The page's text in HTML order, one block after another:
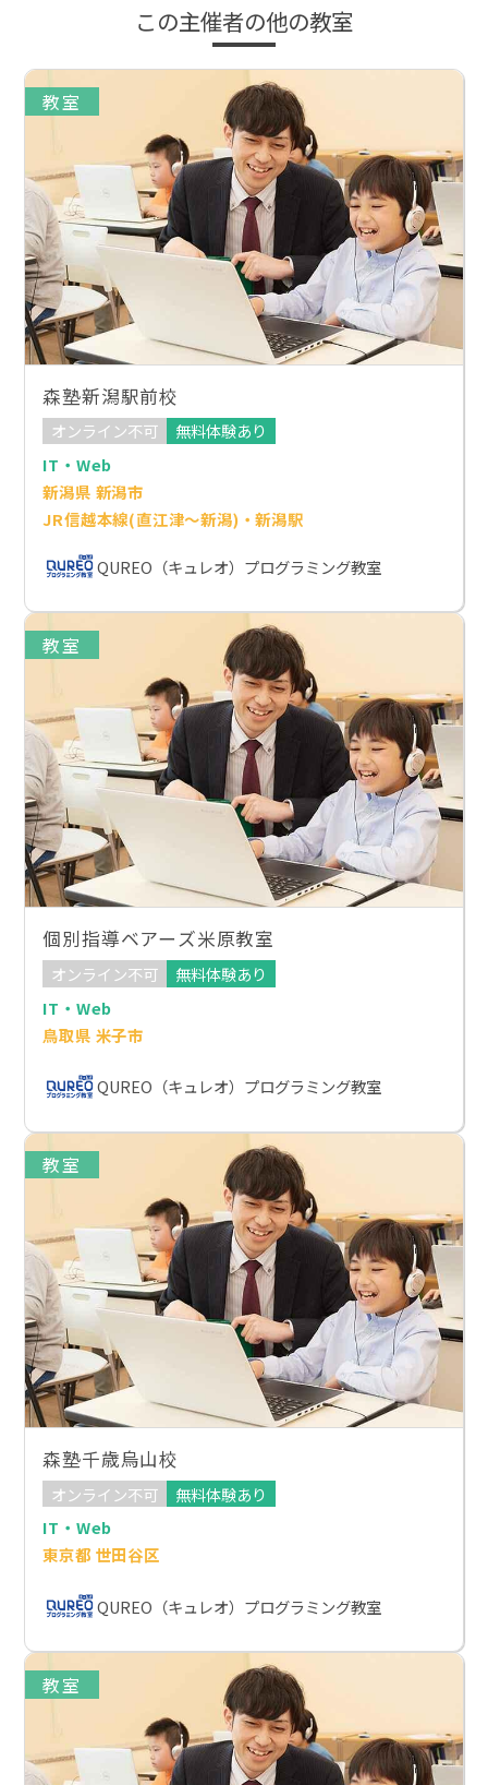
この主催者の他の教室
教室
森塾新潟駅前校
オンライン不可
無料体験あり
IT・Web
新潟県 新潟市
JR信越本線(直江津～新潟)・新潟駅
QUREO（キュレオ）プログラミング教室
教室
個別指導ベアーズ米原教室
オンライン不可
無料体験あり
IT・Web
鳥取県 米子市
QUREO（キュレオ）プログラミング教室
教室
森塾千歳烏山校
オンライン不可
無料体験あり
IT・Web
東京都 世田谷区
QUREO（キュレオ）プログラミング教室
教室